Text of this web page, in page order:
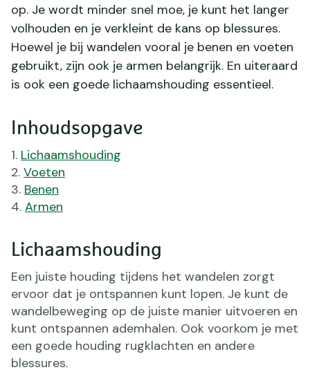
op. Je wordt minder snel moe, je kunt het langer
volhouden en je verkleint de kans op blessures.
Hoewel je bij wandelen vooral je benen en voeten
gebruikt, zijn ook je armen belangrijk. En uiteraard
is ook een goede lichaamshouding essentieel.
Inhoudsopgave
Lichaamshouding
Voeten
Benen
Armen
Lichaamshouding
Een juiste houding tijdens het wandelen zorgt
ervoor dat je ontspannen kunt lopen. Je kunt de
wandelbeweging op de juiste manier uitvoeren en
kunt ontspannen ademhalen. Ook voorkom je met
een goede houding rugklachten en andere
blessures.